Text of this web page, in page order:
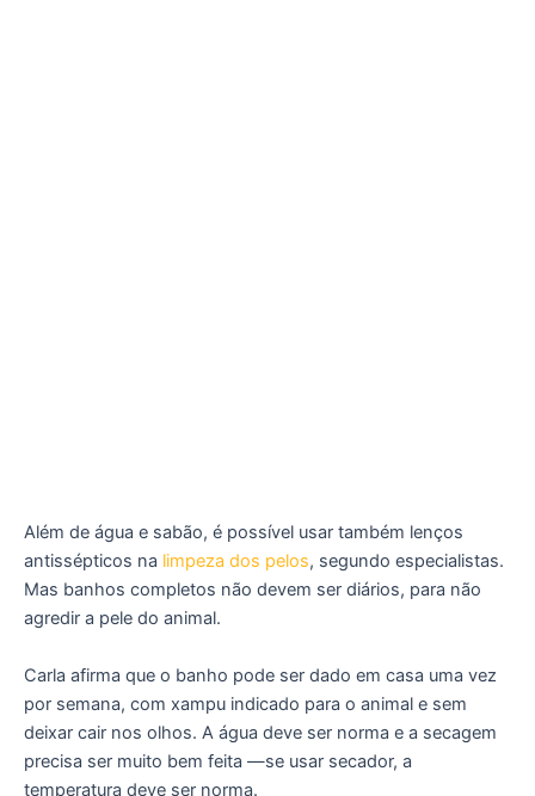
Além de água e sabão, é possível usar também lenços
antissépticos na limpeza dos pelos, segundo especialistas.
Mas banhos completos não devem ser diários, para não
agredir a pele do animal.
Carla afirma que o banho pode ser dado em casa uma vez
por semana, com xampu indicado para o animal e sem
deixar cair nos olhos. A água deve ser norma e a secagem
precisa ser muito bem feita —se usar secador, a
temperatura deve ser norma.